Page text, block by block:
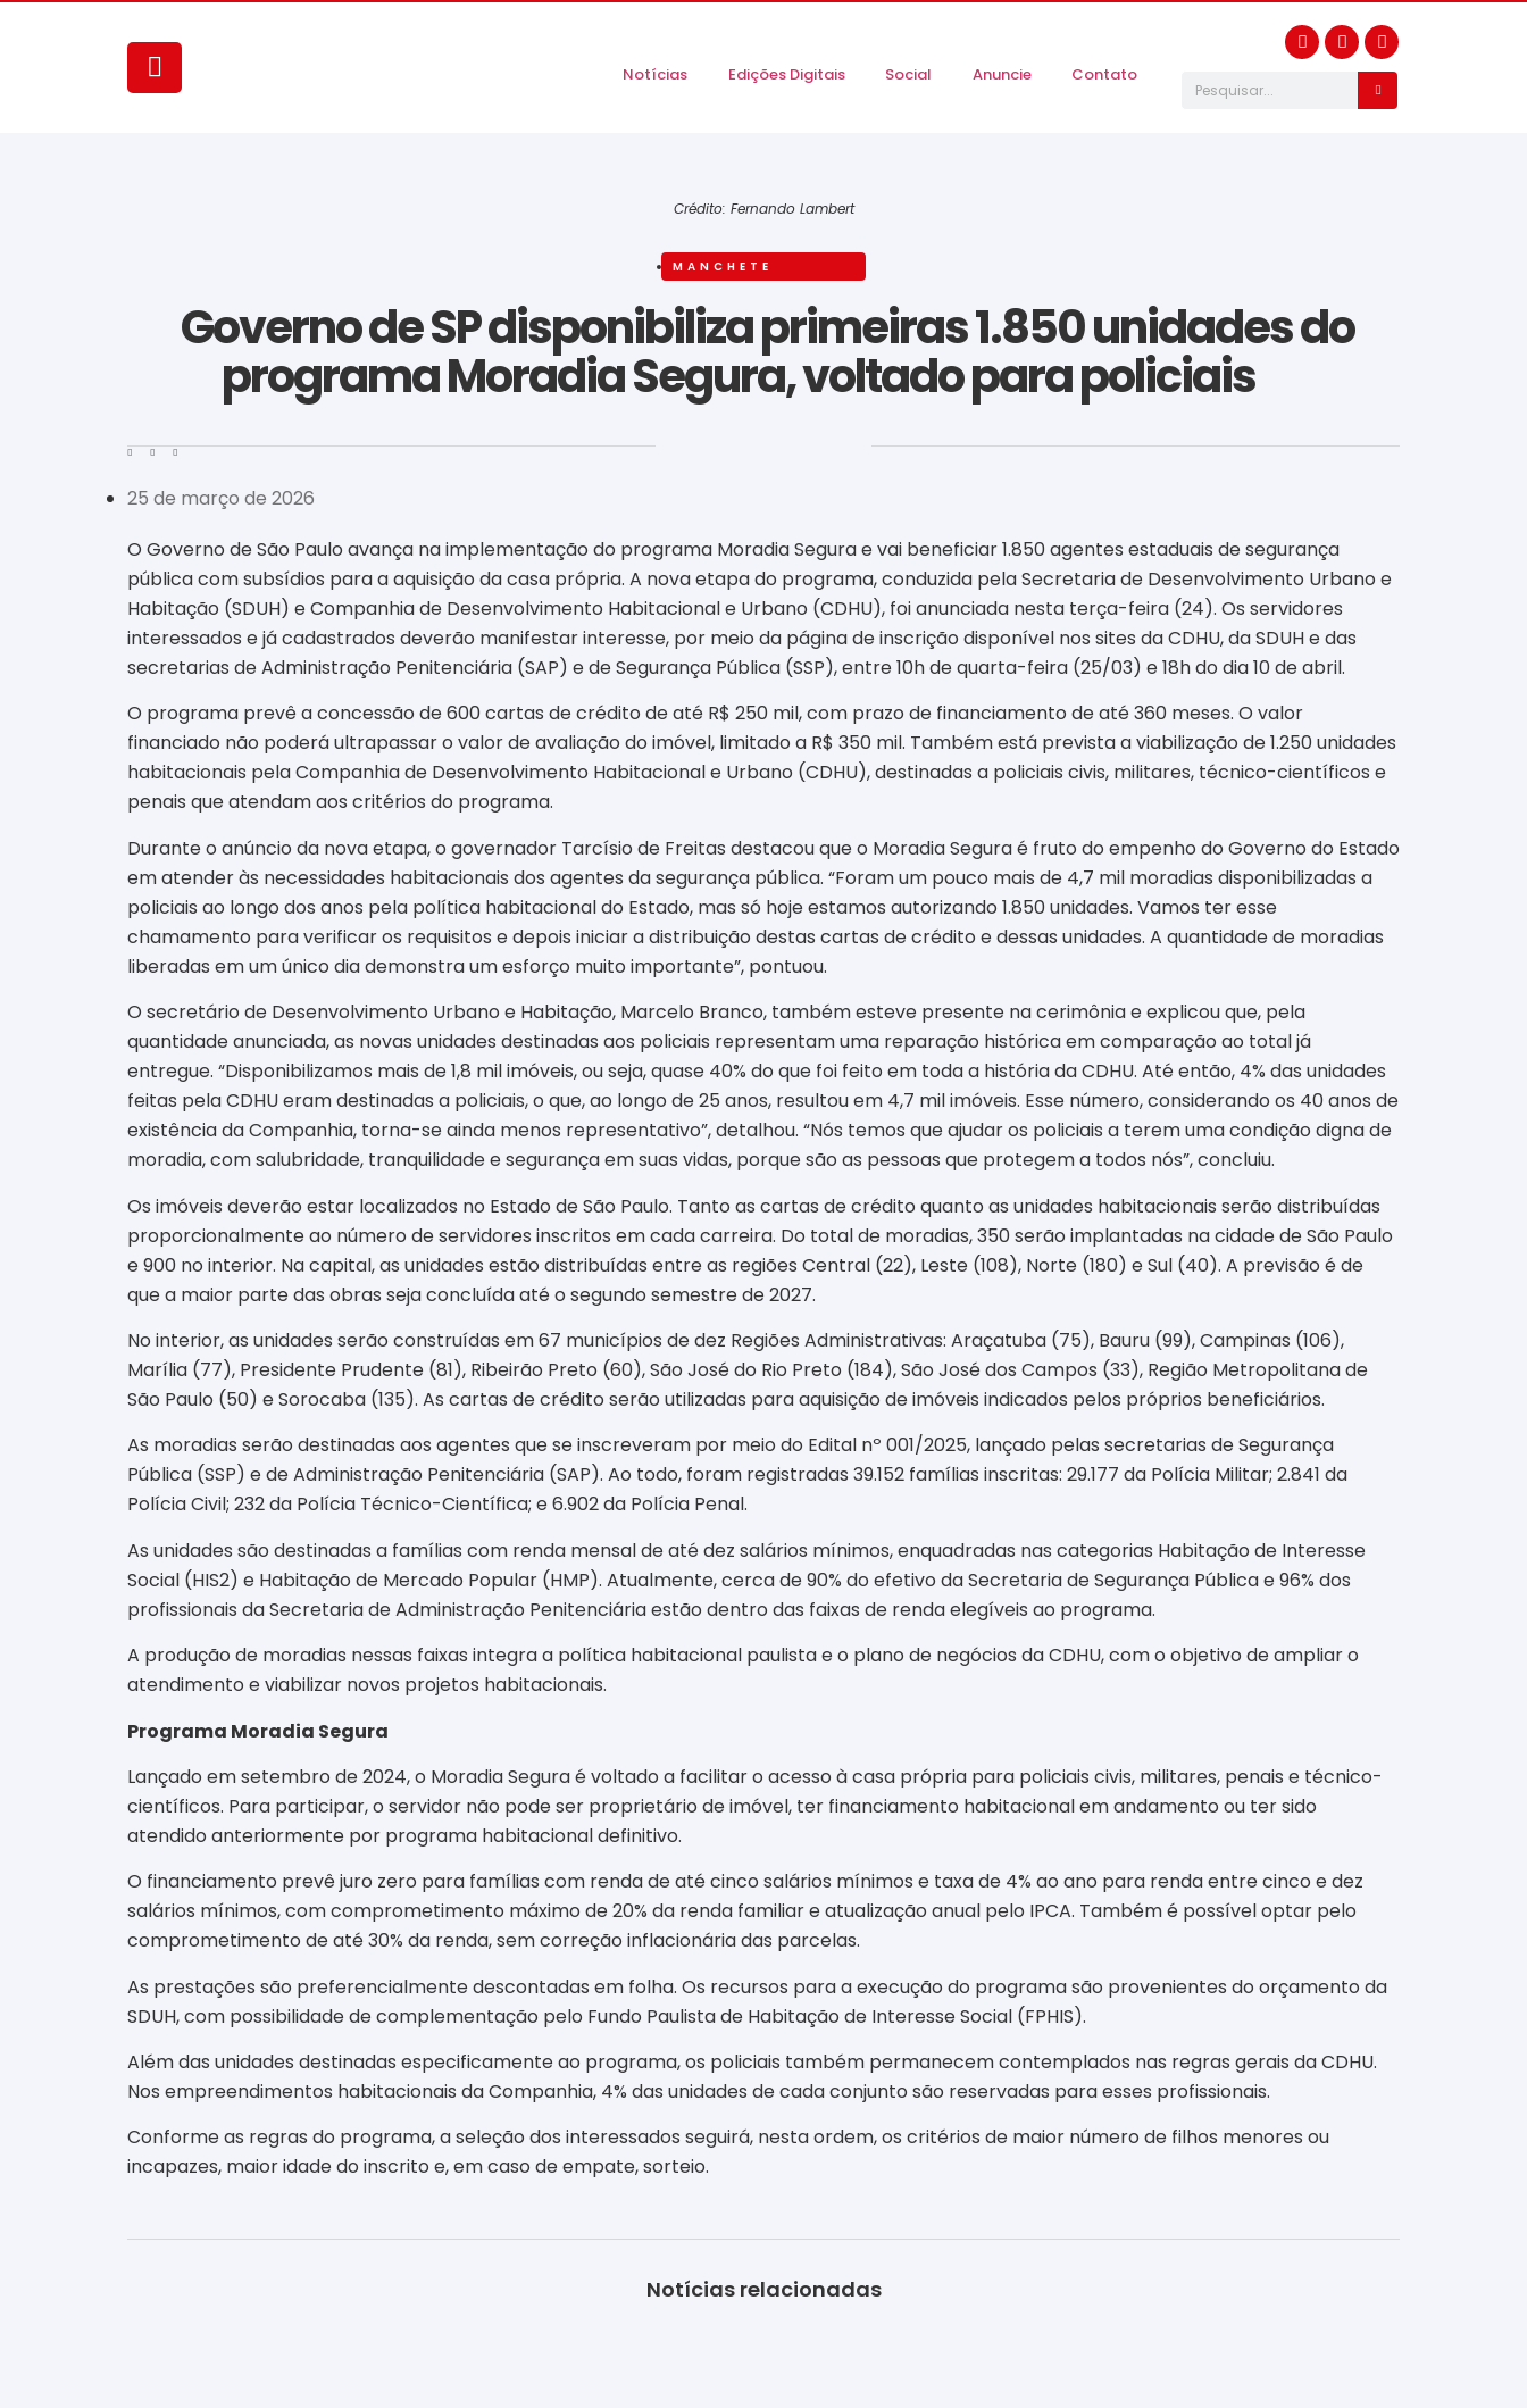
Notícias Edições Digitais Social Anuncie Contato
Crédito: Fernando Lambert
MANCHETE
Governo de SP disponibiliza primeiras 1.850 unidades do
programa Moradia Segura, voltado para policiais
25 de março de 2026
O Governo de São Paulo avança na implementação do programa Moradia Segura e vai beneficiar 1.850 agentes estaduais de segurança
pública com subsídios para a aquisição da casa própria. A nova etapa do programa, conduzida pela Secretaria de Desenvolvimento Urbano e
Habitação (SDUH) e Companhia de Desenvolvimento Habitacional e Urbano (CDHU), foi anunciada nesta terça-feira (24). Os servidores
interessados e já cadastrados deverão manifestar interesse, por meio da página de inscrição disponível nos sites da CDHU, da SDUH e das
secretarias de Administração Penitenciária (SAP) e de Segurança Pública (SSP), entre 10h de quarta-feira (25/03) e 18h do dia 10 de abril.
O programa prevê a concessão de 600 cartas de crédito de até R$ 250 mil, com prazo de financiamento de até 360 meses. O valor
financiado não poderá ultrapassar o valor de avaliação do imóvel, limitado a R$ 350 mil. Também está prevista a viabilização de 1.250 unidades
habitacionais pela Companhia de Desenvolvimento Habitacional e Urbano (CDHU), destinadas a policiais civis, militares, técnico-científicos e
penais que atendam aos critérios do programa.
Durante o anúncio da nova etapa, o governador Tarcísio de Freitas destacou que o Moradia Segura é fruto do empenho do Governo do Estado
em atender às necessidades habitacionais dos agentes da segurança pública. “Foram um pouco mais de 4,7 mil moradias disponibilizadas a
policiais ao longo dos anos pela política habitacional do Estado, mas só hoje estamos autorizando 1.850 unidades. Vamos ter esse
chamamento para verificar os requisitos e depois iniciar a distribuição destas cartas de crédito e dessas unidades. A quantidade de moradias
liberadas em um único dia demonstra um esforço muito importante”, pontuou.
O secretário de Desenvolvimento Urbano e Habitação, Marcelo Branco, também esteve presente na cerimônia e explicou que, pela
quantidade anunciada, as novas unidades destinadas aos policiais representam uma reparação histórica em comparação ao total já
entregue. “Disponibilizamos mais de 1,8 mil imóveis, ou seja, quase 40% do que foi feito em toda a história da CDHU. Até então, 4% das unidades
feitas pela CDHU eram destinadas a policiais, o que, ao longo de 25 anos, resultou em 4,7 mil imóveis. Esse número, considerando os 40 anos de
existência da Companhia, torna-se ainda menos representativo”, detalhou. “Nós temos que ajudar os policiais a terem uma condição digna de
moradia, com salubridade, tranquilidade e segurança em suas vidas, porque são as pessoas que protegem a todos nós”, concluiu.
Os imóveis deverão estar localizados no Estado de São Paulo. Tanto as cartas de crédito quanto as unidades habitacionais serão distribuídas
proporcionalmente ao número de servidores inscritos em cada carreira. Do total de moradias, 350 serão implantadas na cidade de São Paulo
e 900 no interior. Na capital, as unidades estão distribuídas entre as regiões Central (22), Leste (108), Norte (180) e Sul (40). A previsão é de
que a maior parte das obras seja concluída até o segundo semestre de 2027.
No interior, as unidades serão construídas em 67 municípios de dez Regiões Administrativas: Araçatuba (75), Bauru (99), Campinas (106),
Marília (77), Presidente Prudente (81), Ribeirão Preto (60), São José do Rio Preto (184), São José dos Campos (33), Região Metropolitana de
São Paulo (50) e Sorocaba (135). As cartas de crédito serão utilizadas para aquisição de imóveis indicados pelos próprios beneficiários.
As moradias serão destinadas aos agentes que se inscreveram por meio do Edital nº 001/2025, lançado pelas secretarias de Segurança
Pública (SSP) e de Administração Penitenciária (SAP). Ao todo, foram registradas 39.152 famílias inscritas: 29.177 da Polícia Militar; 2.841 da
Polícia Civil; 232 da Polícia Técnico-Científica; e 6.902 da Polícia Penal.
As unidades são destinadas a famílias com renda mensal de até dez salários mínimos, enquadradas nas categorias Habitação de Interesse
Social (HIS2) e Habitação de Mercado Popular (HMP). Atualmente, cerca de 90% do efetivo da Secretaria de Segurança Pública e 96% dos
profissionais da Secretaria de Administração Penitenciária estão dentro das faixas de renda elegíveis ao programa.
A produção de moradias nessas faixas integra a política habitacional paulista e o plano de negócios da CDHU, com o objetivo de ampliar o
atendimento e viabilizar novos projetos habitacionais.
Programa Moradia Segura
Lançado em setembro de 2024, o Moradia Segura é voltado a facilitar o acesso à casa própria para policiais civis, militares, penais e técnico-
científicos. Para participar, o servidor não pode ser proprietário de imóvel, ter financiamento habitacional em andamento ou ter sido
atendido anteriormente por programa habitacional definitivo.
O financiamento prevê juro zero para famílias com renda de até cinco salários mínimos e taxa de 4% ao ano para renda entre cinco e dez
salários mínimos, com comprometimento máximo de 20% da renda familiar e atualização anual pelo IPCA. Também é possível optar pelo
comprometimento de até 30% da renda, sem correção inflacionária das parcelas.
As prestações são preferencialmente descontadas em folha. Os recursos para a execução do programa são provenientes do orçamento da
SDUH, com possibilidade de complementação pelo Fundo Paulista de Habitação de Interesse Social (FPHIS).
Além das unidades destinadas especificamente ao programa, os policiais também permanecem contemplados nas regras gerais da CDHU.
Nos empreendimentos habitacionais da Companhia, 4% das unidades de cada conjunto são reservadas para esses profissionais.
Conforme as regras do programa, a seleção dos interessados seguirá, nesta ordem, os critérios de maior número de filhos menores ou
incapazes, maior idade do inscrito e, em caso de empate, sorteio.
Notícias relacionadas